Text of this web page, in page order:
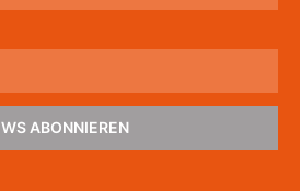
ABONNIEREN